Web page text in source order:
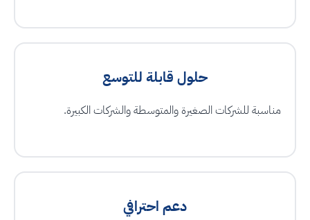
حلول قابلة للتوسع
مناسبة للشركات الصغيرة والمتوسطة والشركات الكبيرة.
دعم احترافي